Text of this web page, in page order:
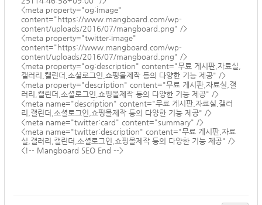
<meta property="og:image"
content=" https://www.mangboard.com/wp-
content/uploads/2016/07/mangboard.png" />
<meta property="twitter:image"
content=" https://www.mangboard.com/wp-
content/uploads/2016/07/mangboard.png" />
<meta property="og:description" content="무료 게시판,자료실,
갤러리,캘린더,소셜로그인,쇼핑몰제작 등의 다양한 기능 제공" />
<meta property="description" content="무료 게시판,자료실,갤
러리,캘린더,소셜로그인,쇼핑몰제작 등의 다양한 기능 제공" />
<meta name="description" content="무료 게시판,자료실,갤러
리,캘린더,소셜로그인,쇼핑몰제작 등의 다양한 기능 제공" />
<meta name="twitter:card" content="summary" />
<meta name="twitter:description" content="무료 게시판,자료
실,갤러리,캘린더,소셜로그인,쇼핑몰제작 등의 다양한 기능 제공" />
<!-- Mangboard SEO End -->